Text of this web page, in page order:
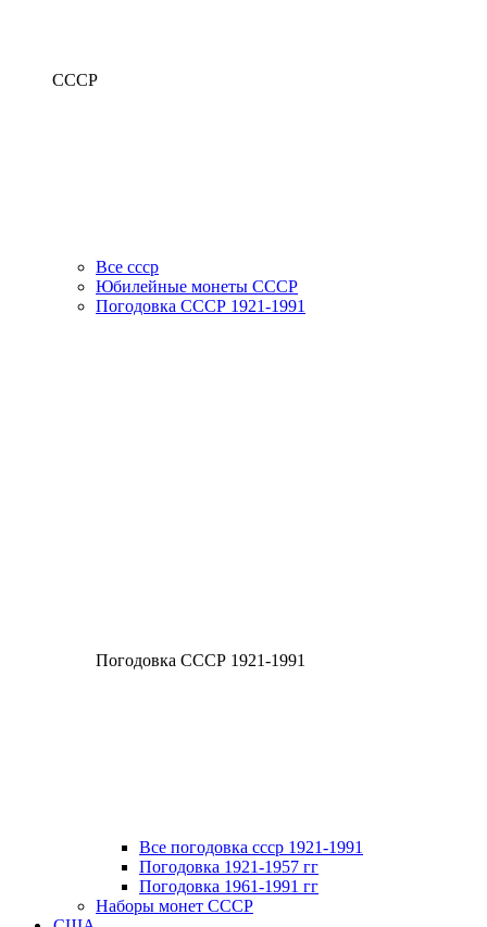
СССР
Все ссср
Юбилейные монеты СССР
Погодовка СССР 1921-1991
Погодовка СССР 1921-1991
Все погодовка ссср 1921-1991
Погодовка 1921-1957 гг
Погодовка 1961-1991 гг
Наборы монет СССР